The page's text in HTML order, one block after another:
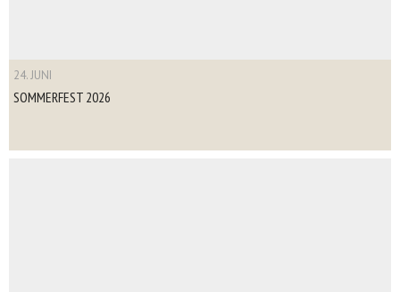
24. JUNI
SOMMERFEST 2026